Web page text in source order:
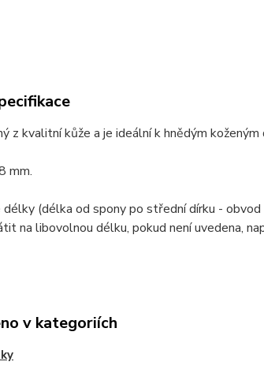
z kvalitní kůže a je ideální k hnědým
mm.
délky (délka od spony po střední dírku - obvod
na libovolnou délku, pokud není uvedena,
v kategoriích